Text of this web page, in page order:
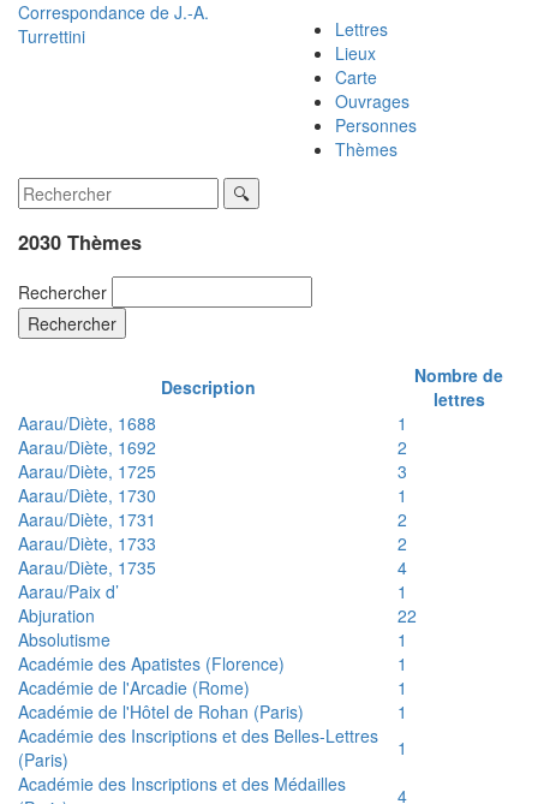
Correspondance de J.-A.
Turrettini
Lettres
Lieux
Carte
Ouvrages
Personnes
Thèmes
2030 Thèmes
Rechercher
Rechercher
Description
Nombre de
lettres
Aarau/Diète, 1688
1
Aarau/Diète, 1692
2
Aarau/Diète, 1725
3
Aarau/Diète, 1730
1
Aarau/Diète, 1731
2
Aarau/Diète, 1733
2
Aarau/Diète, 1735
4
Aarau/Paix d’
1
Abjuration
22
Absolutisme
1
Académie des Apatistes (Florence)
1
Académie de l'Arcadie (Rome)
1
Académie de l'Hôtel de Rohan (Paris)
1
Académie des Inscriptions et des Belles-Lettres
(Paris)
1
Académie des Inscriptions et des Médailles
4